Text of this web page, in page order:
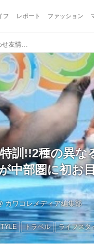
フ レポート ファッション
アシカとイルカが猛特訓!!2種の異なる動物が心を通わせ友情が芽生えた感動のショーが中部圏に初お目見え
訓!!2種の異な
中部圏に初お
カワコレメディア編集部
トラベル ライフスタ